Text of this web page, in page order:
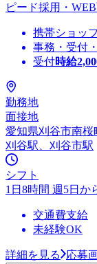
ピード採用・
携帯ショッ
事務・受付
受付時給
勤務地
面接地
愛知県刈谷市南桜
刈谷駅、刈谷市駅
シフト
1日8時間 週5日か
交通費支給
未経験OK
詳細を見る 応募